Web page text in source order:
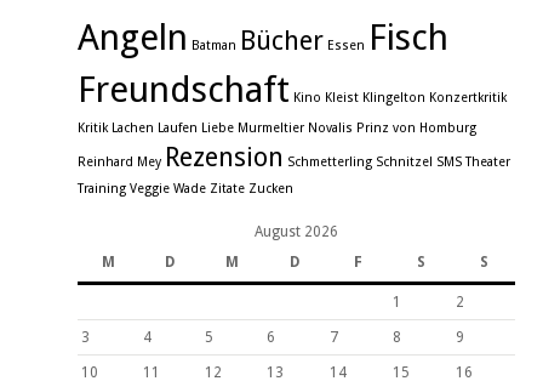
Angeln Batman Bücher Essen Fisch
Freundschaft Kino Kleist Klingelton Konzertkritik
Kritik Lachen Laufen Liebe Murmeltier Novalis Prinz von Homburg
Reinhard Mey Rezension Schmetterling Schnitzel SMS Theater
Training Veggie Wade Zitate Zucken
August 2026
M
D M D F S S
1 2
3 4 5 6 7 8 9
10 11 12 13 14 15 16